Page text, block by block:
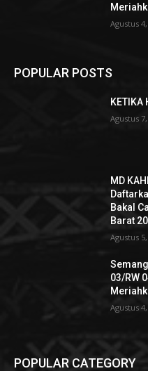
Agustus
POPULAR POSTS
KETIKA
Agustus
MD
Bakal
Barat
Agustus
03/RW
Agustus
POPULAR CATEGORY